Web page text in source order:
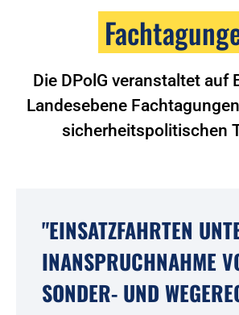
Die DPolG veranstaltet auf
Landesebene
sicherheitspolitischen
"EINSATZFAHRTEN
INANSPRUCHNAHME
SONDER- UND